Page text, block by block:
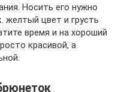
Носить его нужно
желтый цвет и грусть
время и на хороший
красивой, а